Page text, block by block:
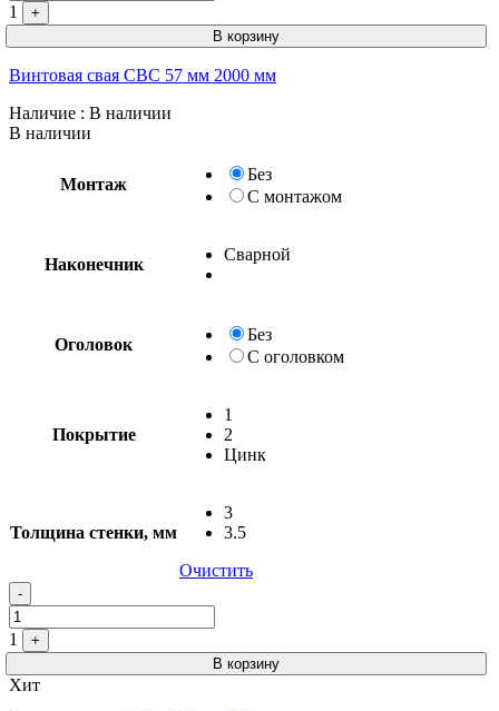
1
+
В корзину
Винтовая свая СВС 57 мм 2000 мм
Наличие : В наличии
В наличии
Монтаж
Без
С монтажом
Наконечник
Сварной
Оголовок
Без
С оголовком
Покрытие
1
2
Цинк
Толщина стенки, мм
3
3.5
Очистить
-
1
+
В корзину
Хит